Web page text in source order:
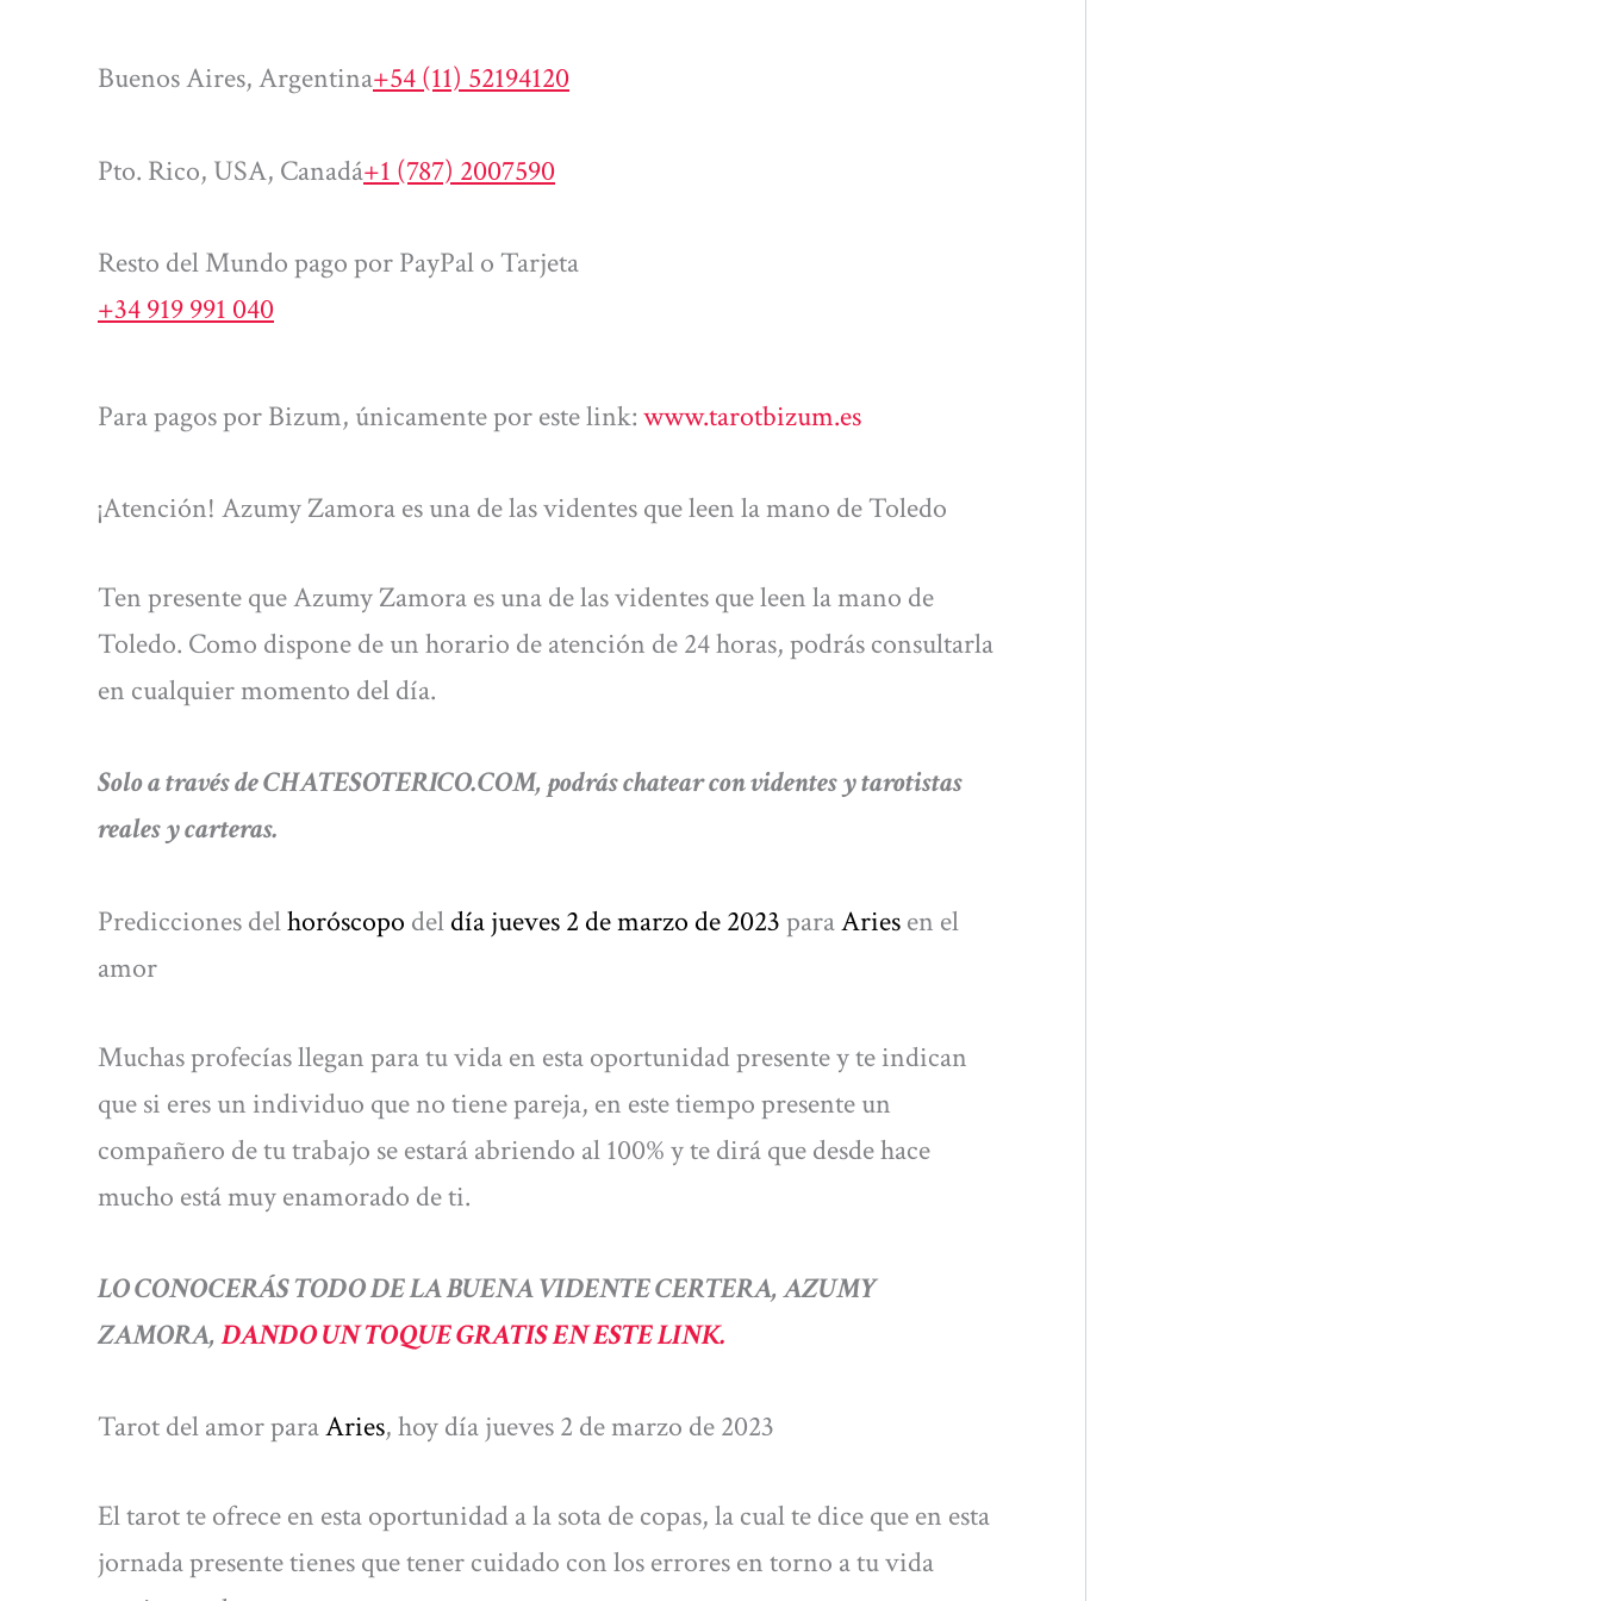
Buenos Aires, Argentina+54 (11) 52194120
Pto. Rico, USA, Canadá+1 (787) 2007590
Resto del Mundo pago por PayPal o Tarjeta
+34 919 991 040
Para pagos por Bizum, únicamente por este link:www.tarotbizum.es
¡Atención! Azumy Zamora es una de las videntes que leen la mano de Toledo
Ten presente que Azumy Zamora es una de las videntes que leen la mano de
Toledo. Como dispone de un horario de atención de 24 horas, podrás consultarla
en cualquier momento del día.
Solo a través de CHATESOTERICO.COM, podrás chatear con videntes y tarotistas
reales y carteras.
Predicciones delhoróscopo deldía jueves 2 de marzo de 2023paraAriesen el
amor
Muchas profecías llegan para tu vida en esta oportunidad presente y te indican
que si eres un individuo que no tiene pareja, en este tiempo presente un
compañero de tu trabajo se estará abriendo al 100% y te dirá que desde hace
mucho está muy enamorado de ti.
LO CONOCERÁS TODO DE LA BUENA VIDENTE CERTERA, AZUMY
ZAMORA,DANDO UN TOQUE GRATIS EN ESTE LINK.
Tarot del amor paraAries, hoy día jueves 2 de marzo de 2023
El tarot te ofrece en esta oportunidad a la sota de copas, la cual te dice que en esta
jornada presente tienes que tener cuidado con los errores en torno a tu vida